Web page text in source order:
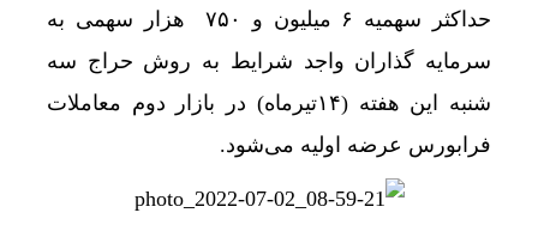
آغاز پیش‌فروش بلیت بازگشت زائران دهه پایانی
اژه‌ای: خبرنگار متعهد، هم‌سنگر رزمندگان پشت
تأیید ربایش و قتل حمیدرضا رجب‌زاده
قیمت طلا و سکه امروز شنبه 17مرداد/ افزایش همه قیمت ها + جدول و جزئیات
حداکثر سهمیه ۶ میلیون و ۷۵۰ هزار سهمی به
سرمایه گذاران واجد شرایط به روش حراج سه
شنبه این هفته (۱۴تیرماه) در بازار دوم معاملات
فرابورس عرضه اولیه می‌شود.